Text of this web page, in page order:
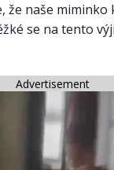
že naše miminko
se na tento
Advertisement